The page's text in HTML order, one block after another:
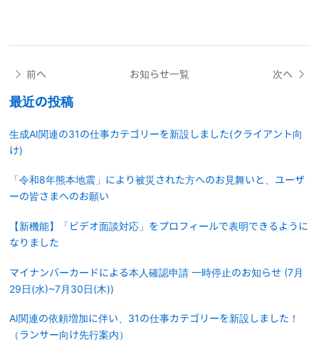
前へ お知らせ一覧 次へ
最近の投稿
生成AI関連の31の仕事カテゴリーを新設しました(クライアント向
け)
「令和8年熊本地震」により被災された方へのお見舞いと、ユーザ
ーの皆さまへのお願い
【新機能】「ビデオ面談対応」をプロフィールで表明できるように
なりました
マイナンバーカードによる本人確認申請 一時停止のお知らせ (7月
29日(水)~7月30日(木))
AI関連の依頼増加に伴い、31の仕事カテゴリーを新設しました！
（ランサー向け先行案内）